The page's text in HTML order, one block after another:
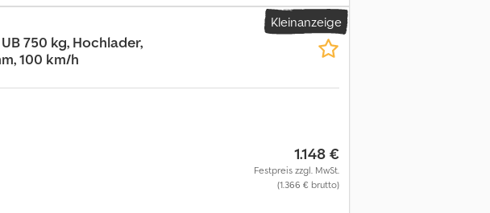
von der Seite bis zu 3 Europaletten aufzuladen. - Sind die
- Zurr-Ösen in den Ecken zum sichern und festzurren der
sind bei allen NEPTUN Anhängern Standard. - Sichere Fahrt
Multifunktionsleuchten sind, vor Feuchtigkeit und Grünspan
Teil II und COC Papiere) Wir haben eine große Anzahl von
Trailers Auf Wunsch erhalten sie von uns ein kostenloses
auf Anfrage. Technische Änderungen, Preisänderungen und
und wartungsfreie Gummifederachsen.- Die
Ungebremst, Inkl. Garantie, - Sehr stabiler Rahmen durch
mit ZG 400 kg, 450 kg, 500 kg, 550 kg, 600 kg, 650 kg, 700
zu 3 Europaletten aufzuladen.- Sind die Seitenwände entfernt,
zum sichern und festzurren der Ladung sind bei allen
Kleinanzeige
UB 750 kg, Hochlader,
100 km/h
1.148 €
Festpreis zzgl. MwSt.
(1.366 € brutto)